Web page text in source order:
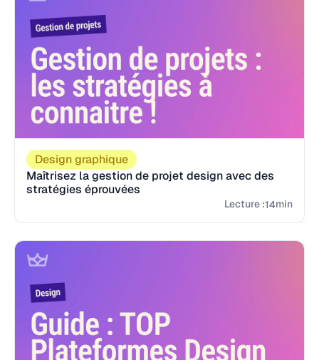
Design graphique
Maîtrisez la gestion de projet design avec des
stratégies éprouvées
Lecture :14min